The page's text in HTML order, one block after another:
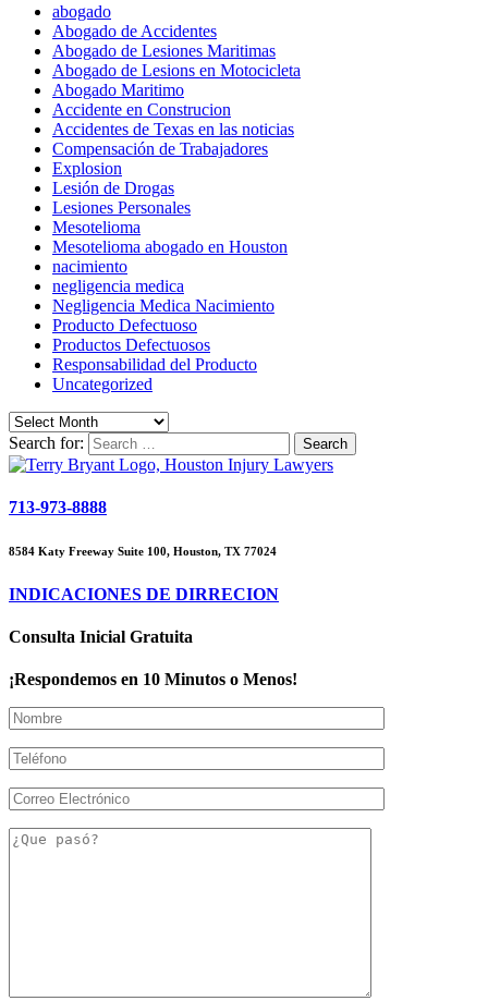
abogado
Abogado de Accidentes
Abogado de Lesiones Maritimas
Abogado de Lesions en Motocicleta
Abogado Maritimo
Accidente en Construcion
Accidentes de Texas en las noticias
Compensación de Trabajadores
Explosion
Lesión de Drogas
Lesiones Personales
Mesotelioma
Mesotelioma abogado en Houston
nacimiento
negligencia medica
Negligencia Medica Nacimiento
Producto Defectuoso
Productos Defectuosos
Responsabilidad del Producto
Uncategorized
Search for:
713-973-8888
8584 Katy Freeway Suite 100, Houston, TX 77024
INDICACIONES DE DIRRECION
Consulta Inicial Gratuita
¡Respondemos en 10 Minutos o Menos!